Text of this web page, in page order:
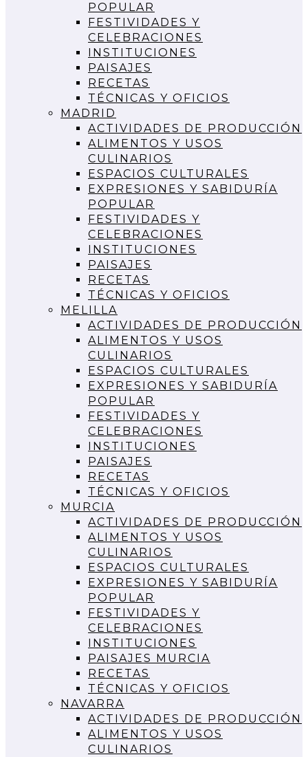
POPULAR
FESTIVIDADES Y
CELEBRACIONES
INSTITUCIONES
PAISAJES
RECETAS
TÉCNICAS Y OFICIOS
MADRID
ACTIVIDADES DE PRODUCCIÓN
ALIMENTOS Y USOS
CULINARIOS
ESPACIOS CULTURALES
EXPRESIONES Y SABIDURÍA
POPULAR
FESTIVIDADES Y
CELEBRACIONES
INSTITUCIONES
PAISAJES
RECETAS
TÉCNICAS Y OFICIOS
MELILLA
ACTIVIDADES DE PRODUCCIÓN
ALIMENTOS Y USOS
CULINARIOS
ESPACIOS CULTURALES
EXPRESIONES Y SABIDURÍA
POPULAR
FESTIVIDADES Y
CELEBRACIONES
INSTITUCIONES
PAISAJES
RECETAS
TÉCNICAS Y OFICIOS
MURCIA
ACTIVIDADES DE PRODUCCIÓN
ALIMENTOS Y USOS
CULINARIOS
ESPACIOS CULTURALES
EXPRESIONES Y SABIDURÍA
POPULAR
FESTIVIDADES Y
CELEBRACIONES
INSTITUCIONES
PAISAJES MURCIA
RECETAS
TÉCNICAS Y OFICIOS
NAVARRA
ACTIVIDADES DE PRODUCCIÓN
ALIMENTOS Y USOS
CULINARIOS